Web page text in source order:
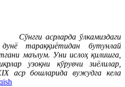
Сўнгги асрларда ўлкамиздаги
тараққиётидан бутунлай
маълум. Уни ислоҳ қилишга,
узоқни кўрувчи зиёлилар,
аср бошларида вужудга кела